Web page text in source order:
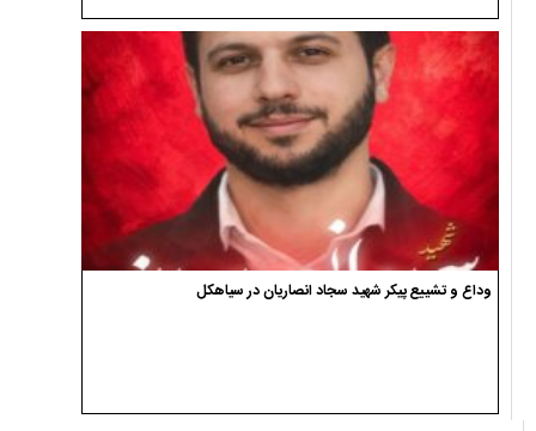
وداع و تشییع پیکر شهید سجاد انصاریان در سیاهکل